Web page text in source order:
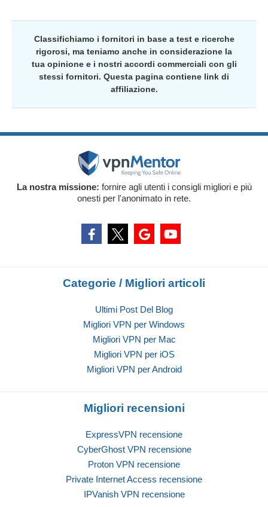
Classifichiamo i fornitori in base a test e ricerche
rigorosi, ma teniamo anche in considerazione la
tua opinione e i nostri accordi commerciali con gli
stessi fornitori. Questa pagina contiene link di
affiliazione.
La nostra missione: fornire agli utenti i consigli migliori e più
onesti per l'anonimato in rete.
Categorie / Migliori articoli
Ultimi Post Del Blog
Migliori VPN per Windows
Migliori VPN per Mac
Migliori VPN per iOS
Migliori VPN per Android
Migliori recensioni
ExpressVPN recensione
CyberGhost VPN recensione
Proton VPN recensione
Private Internet Access recensione
IPVanish VPN recensione